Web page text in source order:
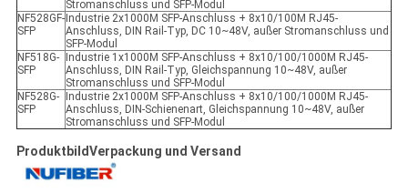
Stromanschluss und SFP-Modul
NF528GF-
SFP
Industrie 2x1000M SFP-Anschluss + 8x10/100M RJ45-
Anschluss, DIN Rail-Typ, DC 10~48V, außer Stromanschluss und
SFP-Modul
NF518G-
SFP
Industrie 1x1000M SFP-Anschluss + 8x10/100/1000M RJ45-
Anschluss, DIN Rail-Typ, Gleichspannung 10~48V, außer
Stromanschluss und SFP-Modul
NF528G-
SFP
Industrie 2x1000M SFP-Anschluss + 8x10/100/1000M RJ45-
Anschluss, DIN-Schienenart, Gleichspannung 10~48V, außer
Stromanschluss und SFP-Modul
ProduktbildVerpackung und Versand